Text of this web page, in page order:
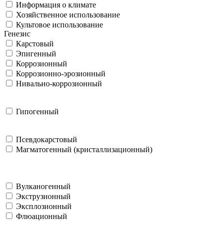
Информация о климате
Хозяйственное использование
Культовое использование
Генезис
Карстовый
Эпигенный
Коррозионный
Коррозионно-эрозионный
Нивально-коррозионный
Гипогенный
Псевдокарстовый
Магматогенный (кристаллизационный)
Вулканогенный
Экструзионный
Эксплозионный
Флюационный